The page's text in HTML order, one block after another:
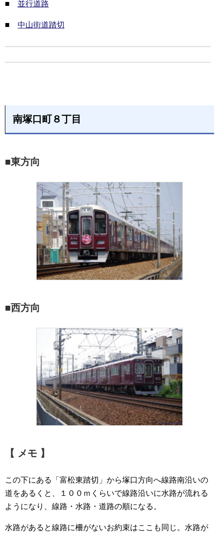
■ 並行道路
■ 中山街道踏切
南塚口町８丁目
■東方向
■西方向
【 メモ 】
この下にある「富松東踏切」から塚口方向へ線路南沿いの
道をあるくと、１００ｍくらいで線路沿いに水路が流れる
ようになり、線路・水路・道路の順になる。
水路があると線路に柵がないお約束はここも同じ。水路が